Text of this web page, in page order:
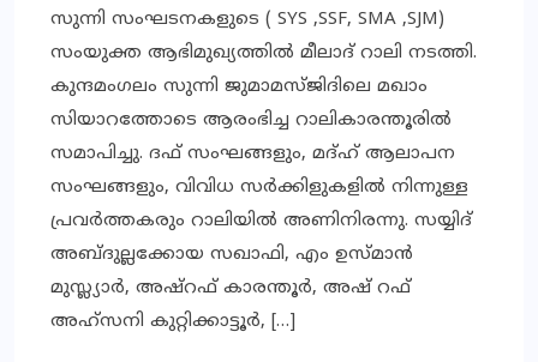
സുന്നി സംഘടനകളുടെ ( SYS ,SSF, SMA ,SJM)
സംയുക്ത ആഭിമുഖ്യത്തിൽ മീലാദ് റാലി നടത്തി.
കുന്ദമംഗലം സുന്നി ജുമാമസ്ജിദിലെ മഖാം
സിയാറത്തോടെ ആരംഭിച്ച റാലികാരന്തൂരിൽ
സമാപിച്ചു. ദഫ് സംഘങ്ങളും, മദ്ഹ് ആലാപന
സംഘങ്ങളും, വിവിധ സർക്കിളുകളിൽ നിന്നുള്ള
പ്രവർത്തകരും റാലിയിൽ അണിനിരന്നു. സയ്യിദ്
അബ്ദുല്ലക്കോയ സഖാഫി, എം ഉസ്മാൻ
മുസ്ല്യാർ, അഷ്റഫ് കാരന്തൂർ, അഷ് റഫ്
അഹ്സനി കുറ്റിക്കാട്ടൂർ, […]